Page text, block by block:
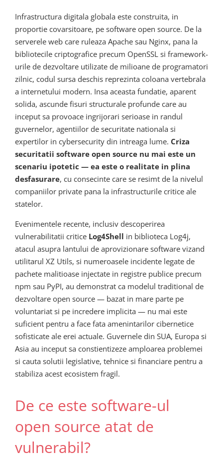
Infrastructura digitala globala este construita, in
proportie covarsitoare, pe software open source. De la
serverele web care ruleaza Apache sau Nginx, pana la
bibliotecile criptografice precum OpenSSL si framework-
urile de dezvoltare utilizate de milioane de programatori
zilnic, codul sursa deschis reprezinta coloana vertebrala
a internetului modern. Insa aceasta fundatie, aparent
solida, ascunde fisuri structurale profunde care au
inceput sa provoace ingrijorari serioase in randul
guvernelor, agentiilor de securitate nationala si
expertilor in cybersecurity din intreaga lume. Criza
securitatii software open source nu mai este un
scenariu ipotetic — ea este o realitate in plina
desfasurare, cu consecinte care se resimt de la nivelul
companiilor private pana la infrastructurile critice ale
statelor.
Evenimentele recente, inclusiv descoperirea
vulnerabilitatii critice Log4Shell in biblioteca Log4j,
atacul asupra lantului de aprovizionare software vizand
utilitarul XZ Utils, si numeroasele incidente legate de
pachete malitioase injectate in registre publice precum
npm sau PyPI, au demonstrat ca modelul traditional de
dezvoltare open source — bazat in mare parte pe
voluntariat si pe incredere implicita — nu mai este
suficient pentru a face fata amenintarilor cibernetice
sofisticate ale erei actuale. Guvernele din SUA, Europa si
Asia au inceput sa constientizeze amploarea problemei
si cauta solutii legislative, tehnice si financiare pentru a
stabiliza acest ecosistem fragil.
De ce este software-ul
open source atat de
vulnerabil?